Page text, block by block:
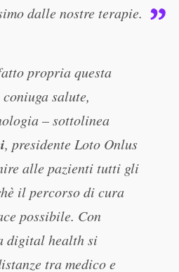
dalle nostre terapie.
propria questa
salute,
– sottolinea
, presidente Loto Onlus
alle pazienti tutti gli
il percorso di cura
possibile. Con
digital health si
tra medico e